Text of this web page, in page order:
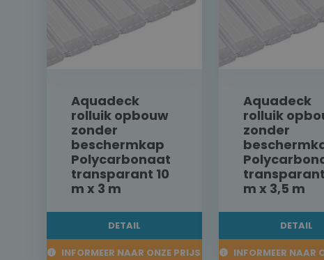
Aquadeck
rolluik opbouw
zonder
beschermkap
Polycarbonaat
transparant 10
m x 3 m
DETAIL
INFORMEER NAAR ONZE PRIJS
Aquadeck
rolluik
zonder
transparant
m x 3,5 m
DETAIL
INFORMEER NAAR